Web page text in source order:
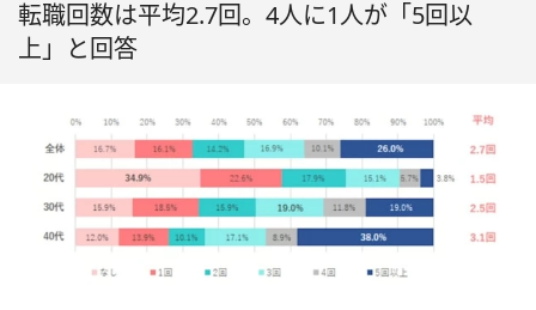
転職回数は平均2.7回。4人に1人が「5回以
上」と回答